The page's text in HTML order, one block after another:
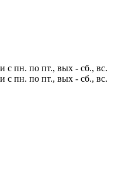
с пн. по пт., вых - сб., вс.
с пн. по пт., вых - сб., вс.